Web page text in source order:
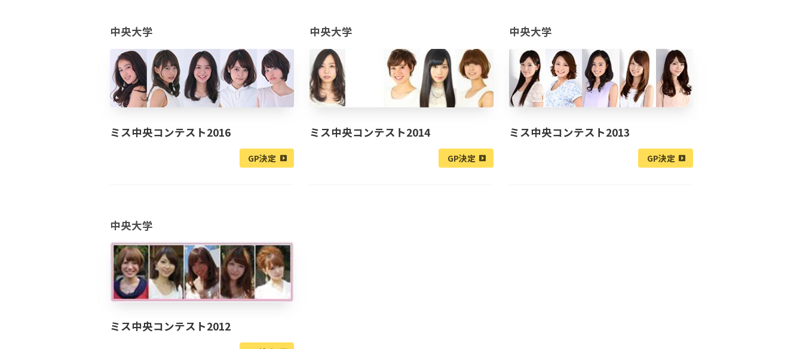
中央大学
ミス中央コンテスト2016
GP決定
中央大学
ミス中央コンテスト2014
GP決定
中央大学
ミス中央コンテスト2013
GP決定
中央大学
ミス中央コンテスト2012